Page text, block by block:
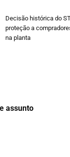
Decisão histórica do
proteção a
na planta
assunto